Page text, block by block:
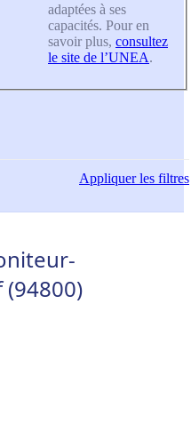
adaptées à ses
capacités. Pour en
savoir plus, consultez
le site de l’UNEA.
Appliquerles filtres